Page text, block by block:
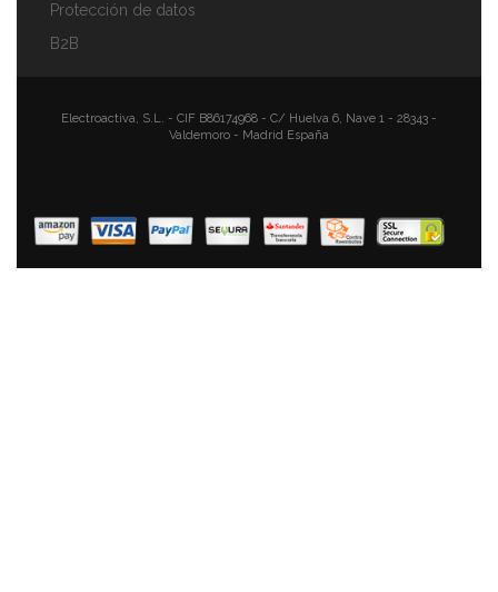
Para Gas, Horno
51,84 € 34,87 €
Protección de datos
B2B
Electroactiva, S.L. - CIF B86174968 - C/ Huelva 6, Nave 1 - 28343 -
Valdemoro - Madrid España